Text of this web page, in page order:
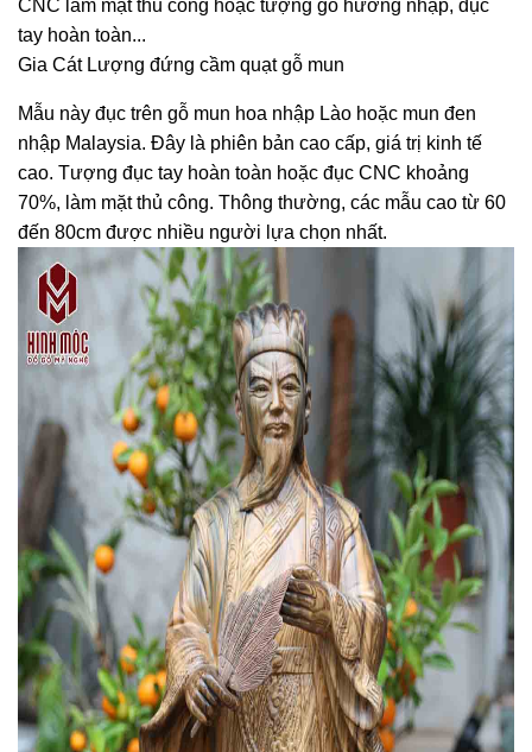
CNC làm mặt thủ công hoặc tượng gỗ hương nhập, đục
tay hoàn toàn...
Gia Cát Lượng đứng cầm quạt gỗ mun
Mẫu này đục trên gỗ mun hoa nhập Lào hoặc mun đen
nhập Malaysia. Đây là phiên bản cao cấp, giá trị kinh tế
cao. Tượng đục tay hoàn toàn hoặc đục CNC khoảng
70%, làm mặt thủ công. Thông thường, các mẫu cao từ 60
đến 80cm được nhiều người lựa chọn nhất.